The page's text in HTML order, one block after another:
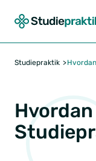
Studiepraktik